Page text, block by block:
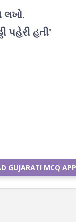
લખો.
પહેરી હતી'
GUJARATI MCQ APP